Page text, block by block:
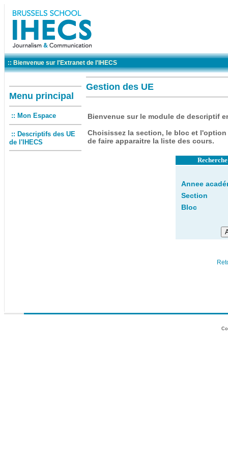
:: Bienvenue sur l'Extranet de l'IHECS
Menu principal
:: Mon Espace
:: Descriptifs des UE
de l'IHECS
Gestion des UE
Bienvenue sur le module de descriptif
Choisissez la section, le bloc et
de faire apparaitre la liste des cours.
Annee
Section
Bloc